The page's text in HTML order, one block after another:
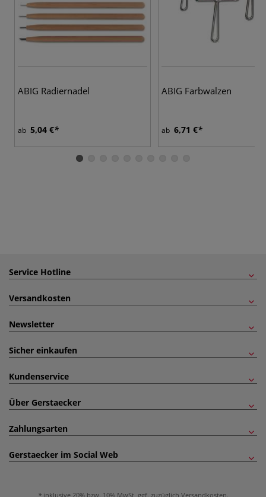
ABIG Radiernadel
ab 5,04 €
ABIG Farbwalzen
ab 6,71 €
Service Hotline
Versandkosten
Newsletter
Sicher einkaufen
Kundenservice
Über Gerstaecker
Zahlungsarten
Gerstaecker im Social Web
inklusive 20% bzw. 10% MwSt, ggf. zuzüglich Versandkosten.